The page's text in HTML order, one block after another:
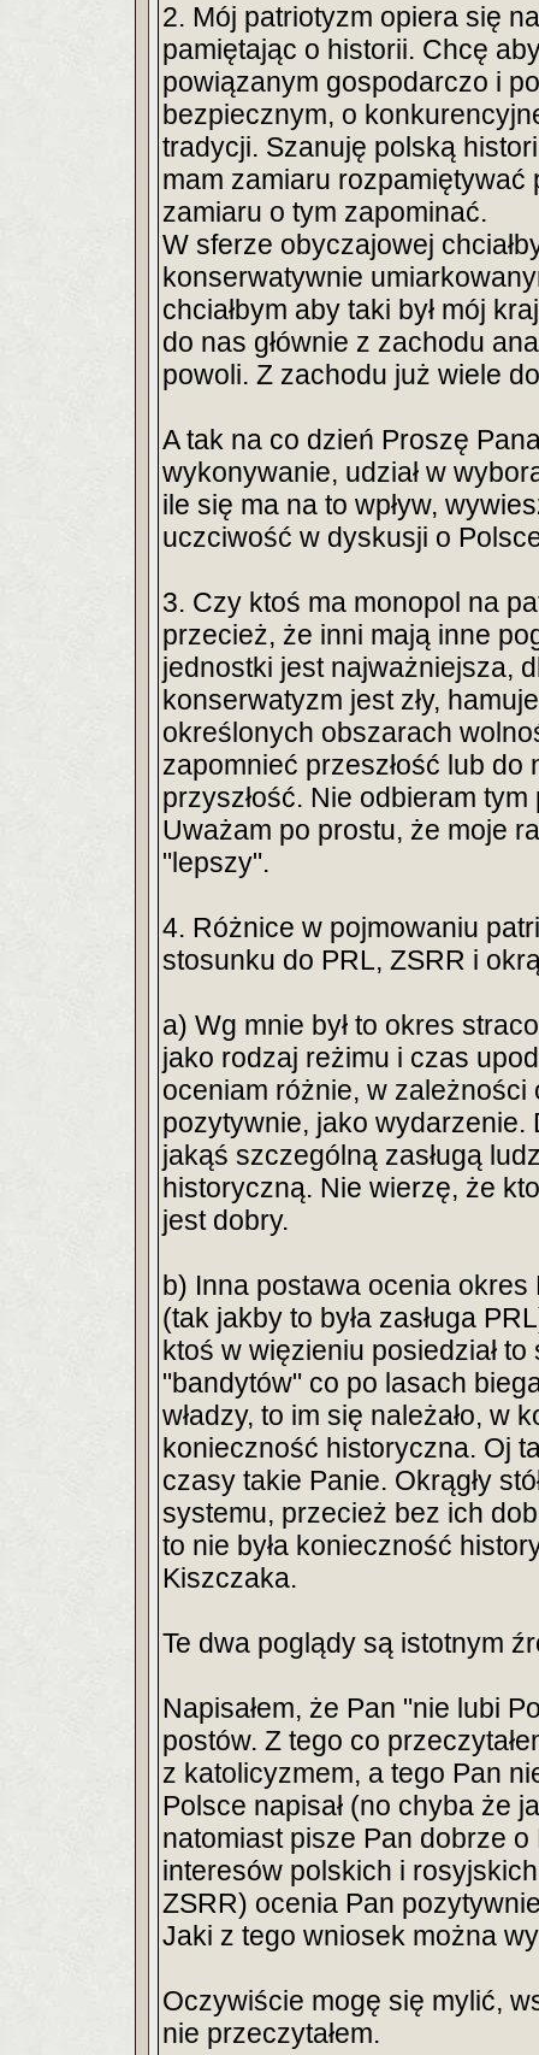
2. Mój patriotyzm opiera się
pamiętając o historii. Chcę
powiązanym gospodarczo i
bezpiecznym, o
tradycji. Szanuję polską
mam zamiaru
zamiaru o tym zapominać.
W sferze obyczajowej
konserwatywnie
chciałbym aby taki był mój
do nas głównie z zachodu
powoli. Z zachodu już wiele
A tak na co dzień Proszę
wykonywanie, udział w
ile się ma na to wpływ,
uczciwość w dyskusji o
3. Czy ktoś ma monopol na
przecież, że inni mają inne
jednostki jest najważniejsza,
konserwatyzm jest zły,
określonych obszarach
zapomnieć przeszłość lub do
przyszłość. Nie odbieram
Uważam po prostu, że moje
"lepszy".
4. Różnice w pojmowaniu
stosunku do PRL, ZSRR i
a) Wg mnie był to okres
jako rodzaj reżimu i czas
oceniam różnie, w zależności
pozytywnie, jako wydarzenie.
jakąś szczególną zasługą
historyczną. Nie wierzę, że
jest dobry.
b) Inna postawa ocenia
(tak jakby to była zasługa
ktoś w więzieniu posiedział
"bandytów" co po lasach
władzy, to im się należało, w
konieczność historyczna. Oj
czasy takie Panie. Okrągły
systemu, przecież bez ich
to nie była konieczność
Kiszczaka.
Te dwa poglądy są istotnym
Napisałem, że Pan "nie lubi
postów. Z tego co
z katolicyzmem, a tego Pan
Polsce napisał (no chyba że
natomiast pisze Pan dobrze
interesów polskich i
ZSRR) ocenia Pan
Jaki z tego wniosek można
Oczywiście mogę się mylić,
nie przeczytałem.